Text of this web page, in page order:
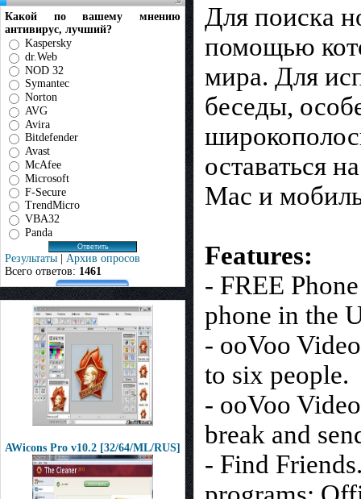
Какой по вашему мнению
антивирус, лучший?
Kaspersky
dr.Web
NOD 32
Symantec
Norton
AVG
Avira
Bitdefender
Avast
McAfee
Microsoft
F-Secure
TrendMicro
VBA32
Panda
Результаты | Архив опросов
Всего ответов: 1461
AWicons Pro v10.2 [32/64/ML/RUS]
Для поиска
помощью
мира. Для
беседы,
оставаться
Mac и
Features:
- FREE
phone in the
- ooVoo
to six people.
- ooVoo
break and
- Find